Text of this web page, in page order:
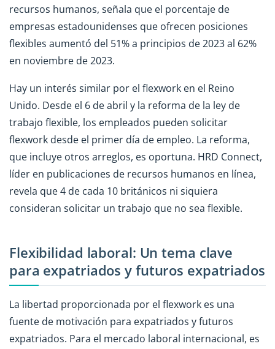
recursos humanos, señala que el porcentaje de
empresas estadounidenses que ofrecen posiciones
flexibles aumentó del 51% a principios de 2023 al 62%
en noviembre de 2023.
Hay un interés similar por el flexwork en el Reino
Unido. Desde el 6 de abril y la reforma de la ley de
trabajo flexible, los empleados pueden solicitar
flexwork desde el primer día de empleo. La reforma,
que incluye otros arreglos, es oportuna. HRD Connect,
líder en publicaciones de recursos humanos en línea,
revela que 4 de cada 10 británicos ni siquiera
consideran solicitar un trabajo que no sea flexible.
Flexibilidad laboral: Un tema clave
para expatriados y futuros expatriados
La libertad proporcionada por el flexwork es una
fuente de motivación para expatriados y futuros
expatriados. Para el mercado laboral internacional, es